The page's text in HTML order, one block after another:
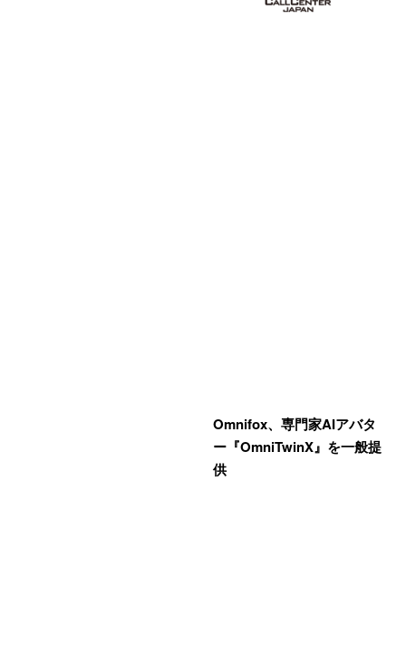
Omnifox、専門家AIアバタ
ー『OmniTwinX』を一般提
供